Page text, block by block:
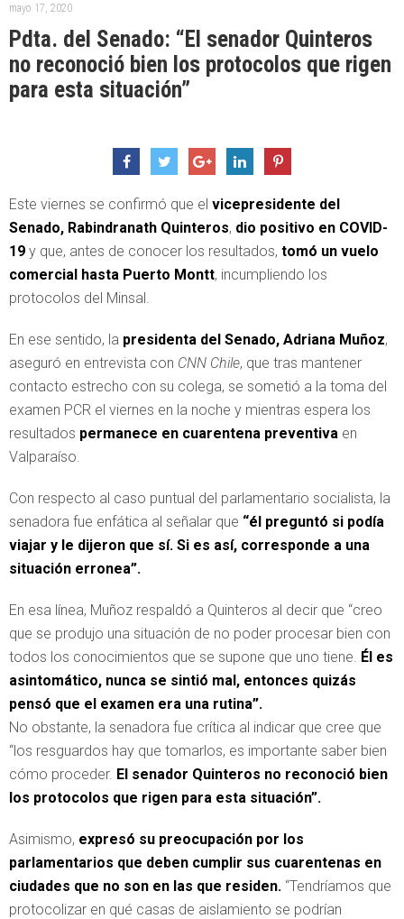
mayo 17, 2020
Pdta. del Senado: “El senador Quinteros
no reconoció bien los protocolos que rigen
para esta situación”
Este viernes se confirmó que el vicepresidente del
Senado, Rabindranath Quinteros, dio positivo en COVID-
19 y que, antes de conocer los resultados, tomó un vuelo
comercial hasta Puerto Montt, incumpliendo los
protocolos del Minsal.
En ese sentido, la presidenta del Senado, Adriana Muñoz,
aseguró en entrevista con CNN Chile, que tras mantener
contacto estrecho con su colega, se sometió a la toma del
examen PCR el viernes en la noche y mientras espera los
resultados permanece en cuarentena preventiva en
Valparaíso.
Con respecto al caso puntual del parlamentario socialista, la
senadora fue enfática al señalar que “él preguntó si podía
viajar y le dijeron que sí. Si es así, corresponde a una
situación erronea”.
En esa línea, Muñoz respaldó a Quinteros al decir que “creo
que se produjo una situación de no poder procesar bien con
todos los conocimientos que se supone que uno tiene. Él es
asintomático, nunca se sintió mal, entonces quizás
pensó que el examen era una rutina”.
No obstante, la senadora fue crítica al indicar que cree que
“los resguardos hay que tomarlos, es importante saber bien
cómo proceder. El senador Quinteros no reconoció bien
los protocolos que rigen para esta situación”.
Asimismo, expresó su preocupación por los
parlamentarios que deben cumplir sus cuarentenas en
ciudades que no son en las que residen. “Tendríamos que
protocolizar en qué casas de aislamiento se podrían